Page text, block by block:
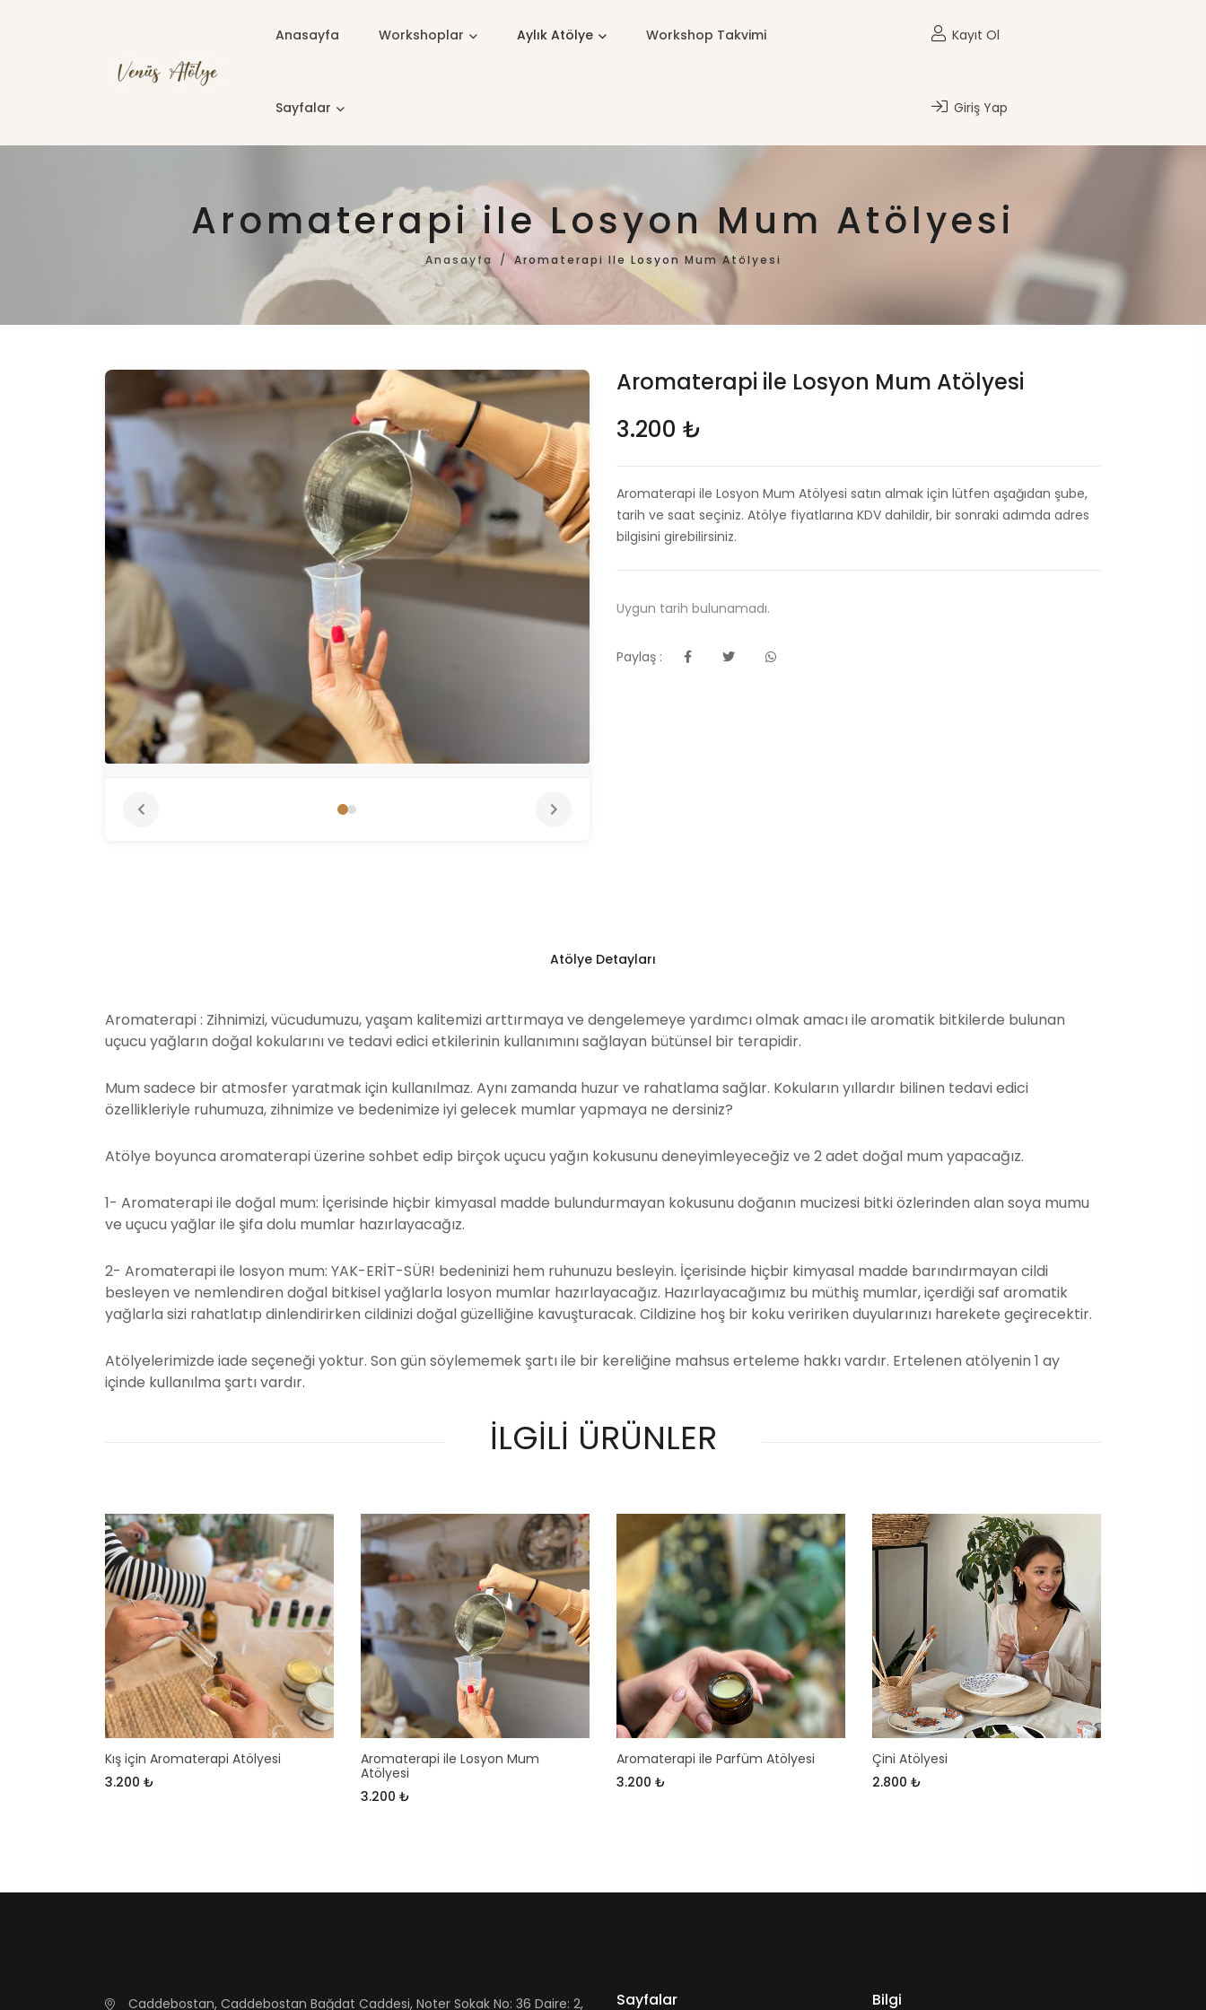
Anasayfa Workshoplar Aylık Atölye Workshop Takvimi
Sayfalar
Kayıt Ol
Giriş Yap
Aromaterapi ile Losyon Mum Atölyesi
Anasayfa Aromaterapi Ile Losyon Mum Atölyesi
Aromaterapi ile Losyon Mum Atölyesi
3.200 ₺
Aromaterapi ile Losyon Mum Atölyesi satın almak için lütfen aşağıdan şube,
tarih ve saat seçiniz. Atölye fiyatlarına KDV dahildir, bir sonraki adımda adres
bilgisini girebilirsiniz.
Uygun tarih bulunamadı.
Paylaş :
Atölye Detayları
Aromaterapi : Zihnimizi, vücudumuzu, yaşam kalitemizi arttırmaya ve dengelemeye yardımcı olmak amacı ile aromatik bitkilerde bulunan
uçucu yağların doğal kokularını ve tedavi edici etkilerinin kullanımını sağlayan bütünsel bir terapidir.
Mum sadece bir atmosfer yaratmak için kullanılmaz. Aynı zamanda huzur ve rahatlama sağlar. Kokuların yıllardır bilinen tedavi edici
özellikleriyle ruhumuza, zihnimize ve bedenimize iyi gelecek mumlar yapmaya ne dersiniz?
Atölye boyunca aromaterapi üzerine sohbet edip birçok uçucu yağın kokusunu deneyimleyeceğiz ve 2 adet doğal mum yapacağız.
1- Aromaterapi ile doğal mum: İçerisinde hiçbir kimyasal madde bulundurmayan kokusunu doğanın mucizesi bitki özlerinden alan soya mumu
ve uçucu yağlar ile şifa dolu mumlar hazırlayacağız.
2- Aromaterapi ile losyon mum: YAK-ERİT-SÜR! bedeninizi hem ruhunuzu besleyin. İçerisinde hiçbir kimyasal madde barındırmayan cildi
besleyen ve nemlendiren doğal bitkisel yağlarla losyon mumlar hazırlayacağız. Hazırlayacağımız bu müthiş mumlar, içerdiği saf aromatik
yağlarla sizi rahatlatıp dinlendirirken cildinizi doğal güzelliğine kavuşturacak. Cildizine hoş bir koku veririken duyularınızı harekete geçirecektir.
Atölyelerimizde iade seçeneği yoktur. Son gün söylememek şartı ile bir kereliğine mahsus erteleme hakkı vardır. Ertelenen atölyenin 1 ay
içinde kullanılma şartı vardır.
İLGİLİ ÜRÜNLER
Kış için Aromaterapi Atölyesi
3.200 ₺
Aromaterapi ile Losyon Mum
Atölyesi
3.200 ₺
Aromaterapi ile Parfüm Atölyesi
3.200 ₺
Çini Atölyesi
2.800 ₺
Caddebostan, Caddebostan Bağdat Caddesi, Noter Sokak No: 36 Daire: 2, Sayfalar Bilgi